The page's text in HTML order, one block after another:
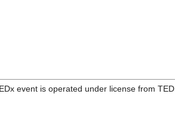
event is operated under license from TED.